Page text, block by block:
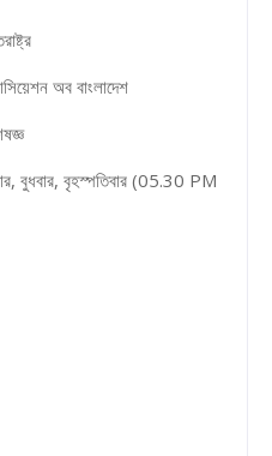
অব বাংলাদেশ
বুধবার, বৃহস্পতিবার (05.30 PM